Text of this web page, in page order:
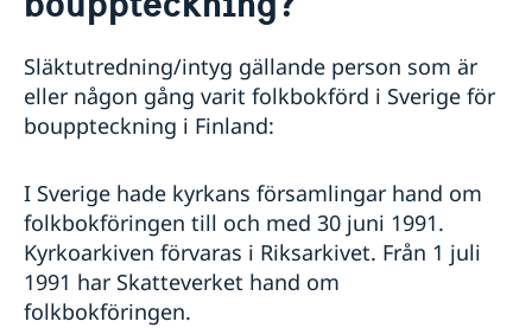
Tidigare ambassadörer
Dataskyddspolicy
Team Sweden
Svenska företag i Finland
Anmäl handelshinder
Släktutredning/intyg gällande person som är
eller någon gång varit folkbokförd i Sverige för
bouppteckning i Finland:
I Sverige hade kyrkans församlingar hand om
folkbokföringen till och med 30 juni 1991.
Kyrkoarkiven förvaras i Riksarkivet. Från 1 juli
1991 har Skatteverket hand om
folkbokföringen.